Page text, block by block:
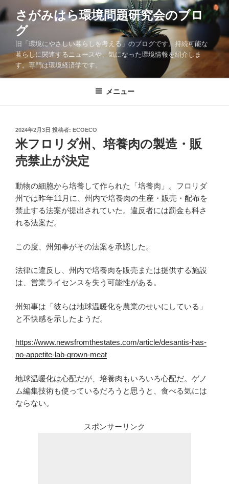
コ
ン
ツ
ス
さがみはら環境問題研究会のブロ
グ
旧「環境にやさしい暮らしを考える」のブログです。持続可能な
暮らしに関連するニュースや、気になった環境情報を紹介しま
す。専門は環境経済学です。
メニュー
投
稿
日:
2024年2月3日 投稿者: ECOECO
米フロリダ州、培養肉の製造・販
売禁止が決定
動物の細胞から培養して作られた「培養肉」。フロリダ
州では昨年11月に、州内で培養肉の生産・販売・配布を
禁止する法案が提出されていた。違反者には罰金も科さ
れる法案だ。
この度、州知事がその法案を承認した。
法律に違反し、州内で培養肉を販売または提供する施設
は、営業ライセンスを失う可能性がある。
州知事は「彼らは地球温暖化を農業のせいにしている」
と不快感を示したようだ。
https://www.newsfromthestates.com/article/desantis-has-
no-appetite-lab-grown-meat
地球温暖化は心配だが、培養肉もいろいろ心配だ。ゲノ
ム編集技術も使っているだろうと思うと、食べる気には
ならない。
スポンサーリンク